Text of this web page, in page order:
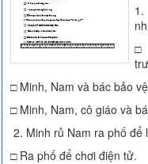
□
□ Minh, Nam và bác bảo
□ Minh, Nam, cô giáo và
2. Minh rủ Nam ra phố để
□ Ra phố để chơi điện tử.